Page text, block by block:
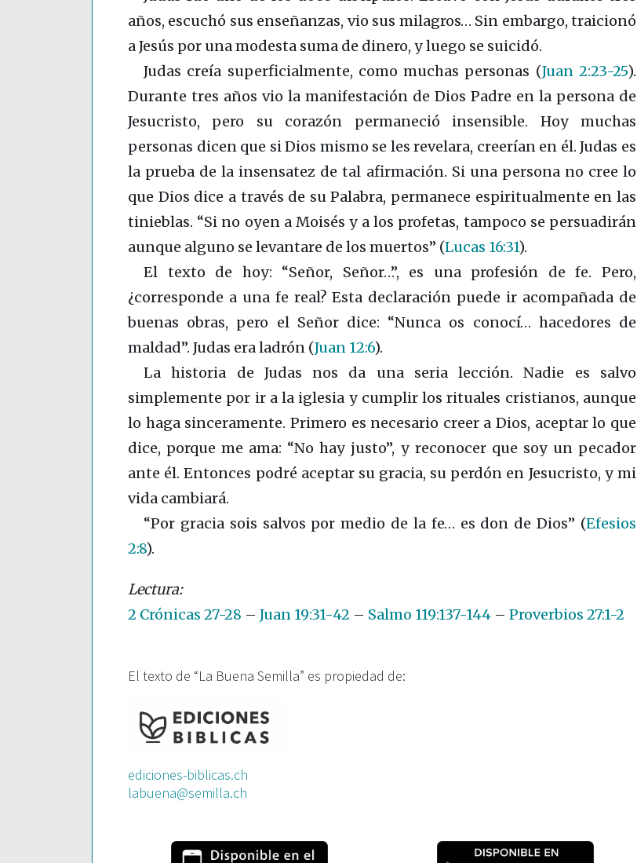
años, escuchó sus enseñanzas, vio sus milagros… Sin embargo, traicionó
a Jesús por una modesta suma de dinero, y luego se suicidó.
Judas creía superficialmente, como muchas personas (Juan 2:23-25).
Durante tres años vio la manifestación de Dios Padre en la persona de
Jesucristo, pero su corazón permaneció insensible. Hoy muchas
personas dicen que si Dios mismo se les revelara, creerían en él. Judas es
la prueba de la insensatez de tal afirmación. Si una persona no cree lo
que Dios dice a través de su Palabra, permanece espiritualmente en las
tinieblas. “Si no oyen a Moisés y a los profetas, tampoco se persuadirán
aunque alguno se levantare de los muertos” (Lucas 16:31).
El texto de hoy: “Señor, Señor…”, es una profesión de fe. Pero,
¿corresponde a una fe real? Esta declaración puede ir acompañada de
buenas obras, pero el Señor dice: “Nunca os conocí… hacedores de
maldad”. Judas era ladrón (Juan 12:6).
La historia de Judas nos da una seria lección. Nadie es salvo
simplemente por ir a la iglesia y cumplir los rituales cristianos, aunque
lo haga sinceramente. Primero es necesario creer a Dios, aceptar lo que
dice, porque me ama: “No hay justo”, y reconocer que soy un pecador
ante él. Entonces podré aceptar su gracia, su perdón en Jesucristo, y mi
vida cambiará.
“Por gracia sois salvos por medio de la fe… es don de Dios” (Efesios
2:8).
2 Crónicas 27-28 – Juan 19:31-42 – Salmo 119:137-144 – Proverbios 27:1-2
El texto de “La Buena Semilla” es propiedad de:
ediciones-biblicas.ch
labuena@semilla.ch